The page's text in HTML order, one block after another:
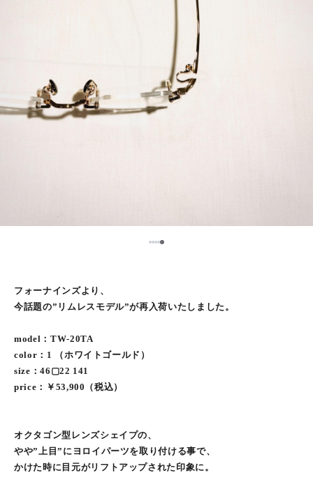
1234
フォーナインズより、
今話題の”リムレスモデル”が再入荷いたしました。
model：TW-20TA
color：1 （ホワイトゴールド）
size：46▢22 141
price：￥53,900（税込）
オクタゴン型レンズシェイプの、
やや”上目”にヨロイパーツを取り付ける事で、
かけた時に目元がリフトアップされた印象に。